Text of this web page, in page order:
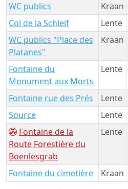
WC publics Kraan
Col de la Schleif
Lente
WC publics "Place des
Platanes"
Kraan
Fontaine du
Monument aux Morts
Lente
Fontaine rue des Prés Lente
Source
Lente
Fontaine de la
Route Forestière du
Boenlesgrab
Lente
Fontaine du cimetière Kraan